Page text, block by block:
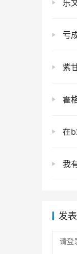
乐
亏
紫
霍格
在b
我
发
请登